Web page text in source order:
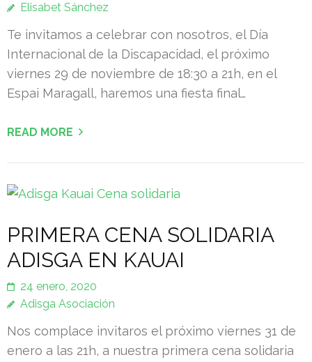
Elisabet Sánchez
Te invitamos a celebrar con nosotros, el Día
Internacional de la Discapacidad, el próximo
viernes 29 de noviembre de 18:30 a 21h, en el
Espai Maragall, haremos una fiesta final…
READ MORE
PRIMERA CENA SOLIDARIA
ADISGA EN KAUAI
24 enero, 2020
Adisga Asociación
Nos complace invitaros el próximo viernes 31 de
enero a las 21h, a nuestra primera cena solidaria